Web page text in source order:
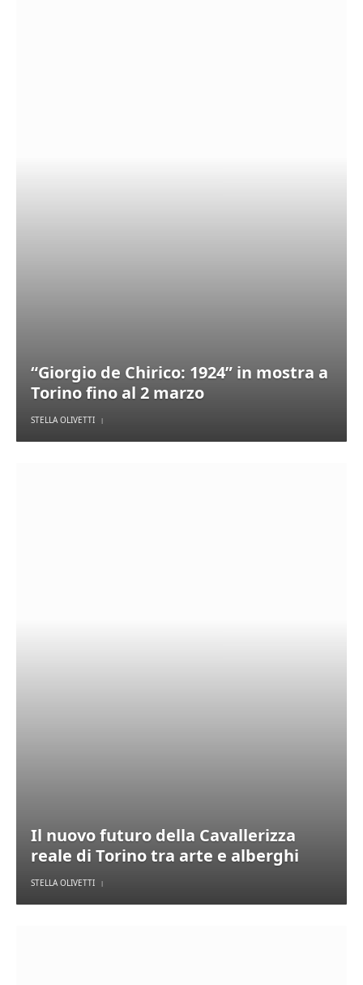
“Giorgio de Chirico: 1924” in mostra a
Torino fino al 2 marzo
STELLA OLIVETTI
Il nuovo futuro della Cavallerizza
reale di Torino tra arte e alberghi
STELLA OLIVETTI